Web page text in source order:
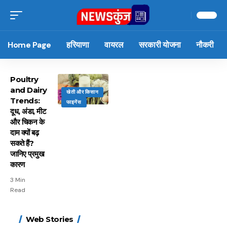
Home Page हरियाणा वायरल सरकारी योजना नौकरी
खेती और किसान
फाइनेंस
Poultry
and Dairy
Trends:
दूध, अंडा, मीट
और चिकन के
दाम क्यों बढ़
सकते हैं?
जानिए प्रमुख
कारण
3 Min
Read
Web Stories
15 नवंबर से लागू होंगे
मोटापे को कम करने के लिए